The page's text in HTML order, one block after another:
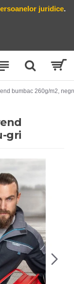
juridice.
bumbac 260g/m2,
gri